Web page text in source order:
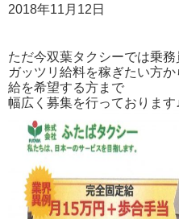
2018年11月12日
ただ今双葉タクシーでは乗
ガッツリ給料を稼ぎたい方
給を希望する方まで
幅広く募集を行っております